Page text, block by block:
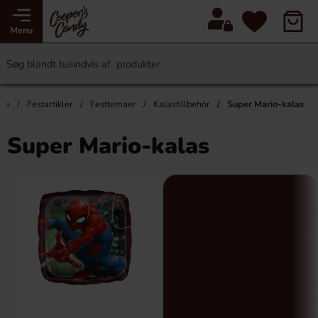
Menu
Festartikler Festtemaer Kalastillbehör Super Mario-kalas
Super Mario-kalas